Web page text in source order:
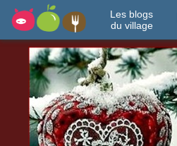
Les blogs
du village